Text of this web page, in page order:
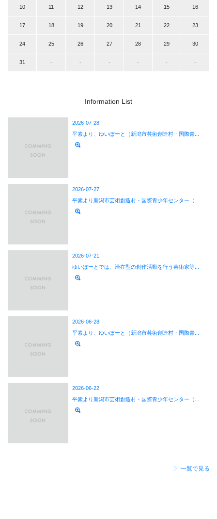
10 11 12 13 14 15 16
17 18 19 20 21 22 23
24 25 26 27 28 29 30
31 - - - - - -
Information List
2026-07-28
平素より、ゆいぽーと（新潟市芸術創造村・国際青...
2026-07-27
平素より新潟市芸術創造村・国際青少年センター（...
2026-07-21
ゆいぽーとでは、滞在型の創作活動を行う芸術家等...
2026-06-28
平素より、ゆいぽーと（新潟市芸術創造村・国際青...
2026-06-22
平素より新潟市芸術創造村・国際青少年センター（...
一覧で見る